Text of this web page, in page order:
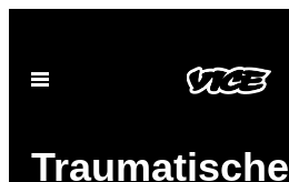
content
Open
Traumatische